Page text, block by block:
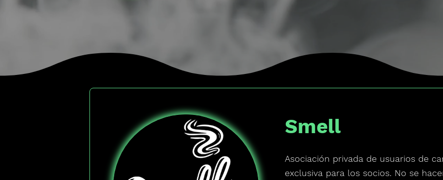
Smell
Asociación privada de usuarios de
exclusiva para los socios. No se